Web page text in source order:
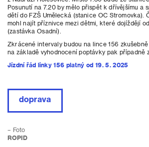
Posunutí na 7.20 by mělo přispět k dřívějšímu a
dětí do FZŠ Umělecká (stanice OC Stromovka).
mohl najít příznivce mezi dětmi, které dojíždějí
(zastávka Osadní).
Zkrácené intervaly budou na lince 156
na základě vyhodnocení poptávky pak případně
Jízdní řád linky 156 platný od 19. 5. 2025
doprava
– Foto
ROPID